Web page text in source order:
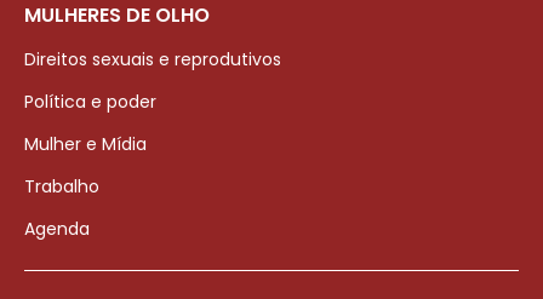
MULHERES DE OLHO
Direitos sexuais e reprodutivos
Política e poder
Mulher e Mídia
Trabalho
Agenda